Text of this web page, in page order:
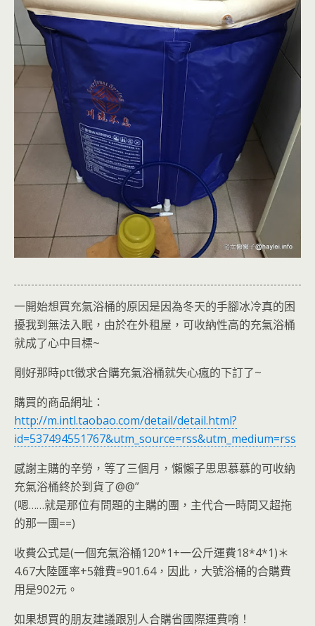
一開始想買充氣浴桶的原因是因為冬天的手腳冰冷真的困
擾我到無法入眠，由於在外租屋，可收納性高的充氣浴桶
就成了心中目標~
剛好那時ptt徵求合購充氣浴桶就失心瘋的下訂了~
購買的商品網址：
http://m.intl.taobao.com/detail/detail.html?
id=537494551767&utm_source=rss&utm_medium=rss
感謝主購的辛勞，等了三個月，懶懶子思思慕慕的可收納
充氣浴桶終於到貨了@@”
(嗯……就是那位有問題的主購的團，主代合一時間又超拖
的那一團==)
收費公式是(一個充氣浴桶120*1+一公斤運費18*4*1)＊
4.67大陸匯率+5雜費=901.64，因此，大號浴桶的合購費
用是902元。
如果想買的朋友建議跟別人合購省國際運費唷！